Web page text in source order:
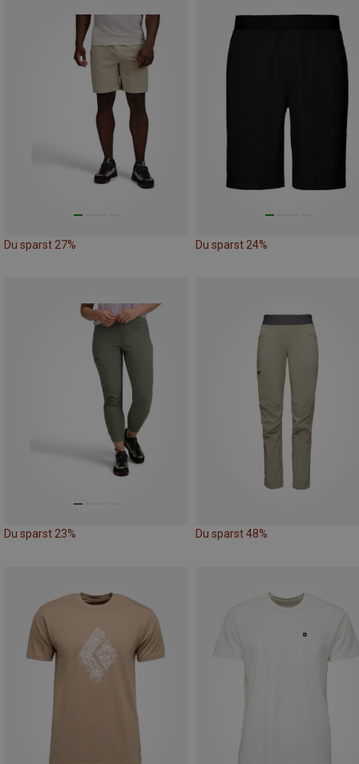
Du sparst 27% Du sparst 24%
Du sparst 23% Du sparst 48%